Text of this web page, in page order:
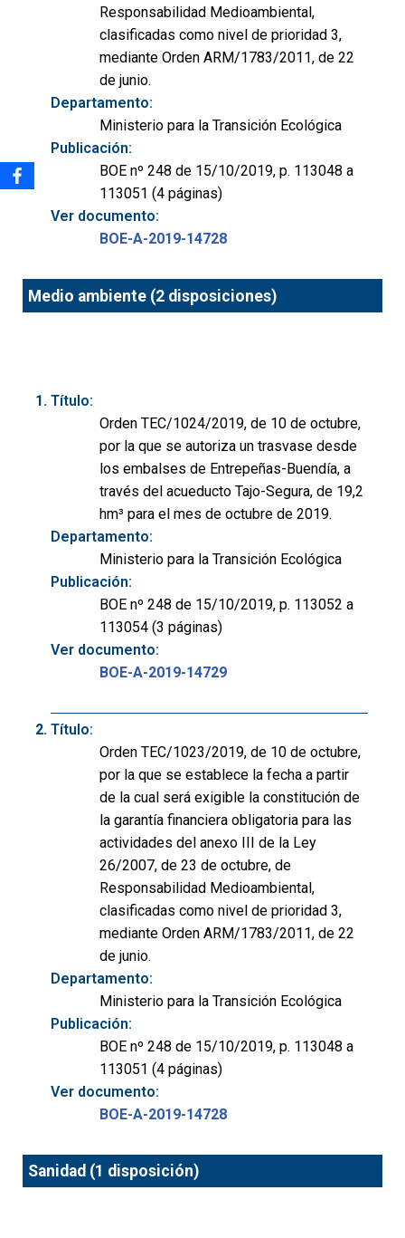
Responsabilidad Medioambiental,
clasificadas como nivel de prioridad 3,
mediante Orden ARM/1783/2011, de 22
de junio.
Departamento:
Ministerio para la Transición Ecológica
Publicación:
BOE nº 248 de 15/10/2019, p. 113048 a
113051 (4 páginas)
Ver documento:
BOE-A-2019-14728
Medio ambiente (2 disposiciones)
Título:
Orden TEC/1024/2019, de 10 de octubre,
por la que se autoriza un trasvase desde
los embalses de Entrepeñas-Buendía, a
través del acueducto Tajo-Segura, de 19,2
hm³ para el mes de octubre de 2019.
Departamento:
Ministerio para la Transición Ecológica
Publicación:
BOE nº 248 de 15/10/2019, p. 113052 a
113054 (3 páginas)
Ver documento:
BOE-A-2019-14729
Título:
Orden TEC/1023/2019, de 10 de octubre,
por la que se establece la fecha a partir
de la cual será exigible la constitución de
la garantía financiera obligatoria para las
actividades del anexo III de la Ley
26/2007, de 23 de octubre, de
Responsabilidad Medioambiental,
clasificadas como nivel de prioridad 3,
mediante Orden ARM/1783/2011, de 22
de junio.
Departamento:
Ministerio para la Transición Ecológica
Publicación:
BOE nº 248 de 15/10/2019, p. 113048 a
113051 (4 páginas)
Ver documento:
BOE-A-2019-14728
Sanidad (1 disposición)